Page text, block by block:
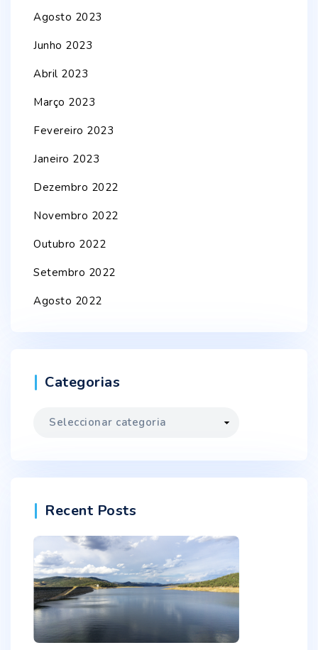
Agosto 2023
Junho 2023
Abril 2023
Março 2023
Fevereiro 2023
Janeiro 2023
Dezembro 2022
Novembro 2022
Outubro 2022
Setembro 2022
Agosto 2022
Categorias
Categorias
Recent Posts